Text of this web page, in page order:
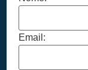
Email: